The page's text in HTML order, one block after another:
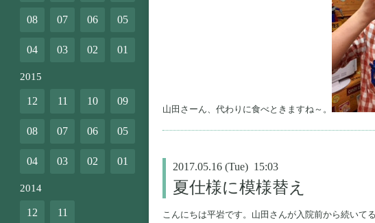
山田さーん、代わりに食べときますね～。
2017.05.16 (Tue) 15:03
夏仕様に模様替え
こんにちは平岩です。山田さんが入院前から続いて
08 07 06 05
04 03 02 01
2015
12 11 10 09
08 07 06 05
04 03 02 01
2014
12 11